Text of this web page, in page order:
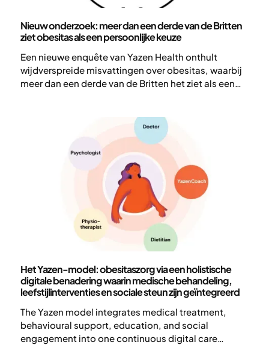
Nieuw onderzoek: meer dan een derde van de Britten
ziet obesitas als een persoonlijke keuze
Een nieuwe enquête van Yazen Health onthult
wijdverspreide misvattingen over obesitas, waarbij
meer dan een derde van de Britten het ziet als een
noodzaak van betere publieksvoorlichting en
medisch begeleide obesitaszorg.
Het Yazen-model: obesitaszorg via een holistische
digitale benadering waarin medische behandeling,
leefstijlinterventies en sociale steun zijn geïntegreerd
The Yazen model integrates medical treatment,
behavioural support, education, and social
engagement into one continuous digital care